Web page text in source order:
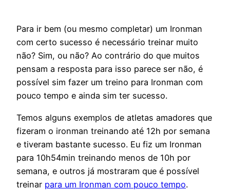
Para ir bem (ou mesmo completar) um Ironman
com certo sucesso é necessário treinar muito
não? Sim, ou não? Ao contrário do que muitos
pensam a resposta para isso parece ser não, é
possível sim fazer um treino para Ironman com
pouco tempo e ainda sim ter sucesso.
Temos alguns exemplos de atletas amadores que
fizeram o ironman treinando até 12h por semana
e tiveram bastante sucesso. Eu fiz um Ironman
para 10h54min treinando menos de 10h por
semana, e outros já mostraram que é possível
treinar para um Ironman com pouco tempo.